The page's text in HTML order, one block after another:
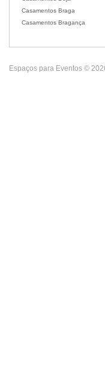
Casamentos Braga
Casamentos Bragança
Espaços para Eventos ©